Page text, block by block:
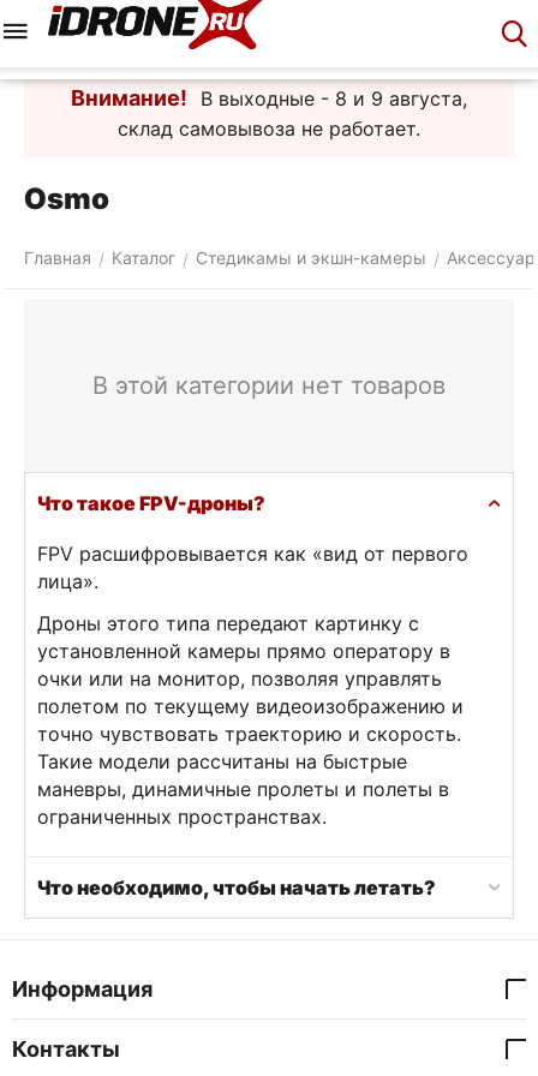
Внимание!
В выходные - 8 и 9 августа,
склад самовывоза не работает.
Osmo
Главная / Каталог / Стедикамы и экшн-камеры /
Что такое FPV-дроны?
FPV расшифровывается как «вид от первого
лица».
Дроны этого типа передают картинку с
установленной камеры прямо оператору в
очки или на монитор, позволяя управлять
полетом по текущему видеоизображению и
точно чувствовать траекторию и скорость.
Такие модели рассчитаны на быстрые
маневры, динамичные пролеты и полеты в
ограниченных пространствах.
Что необходимо, чтобы начать летать?
В этой категории нет товаров
Информация
Контакты
Корзина